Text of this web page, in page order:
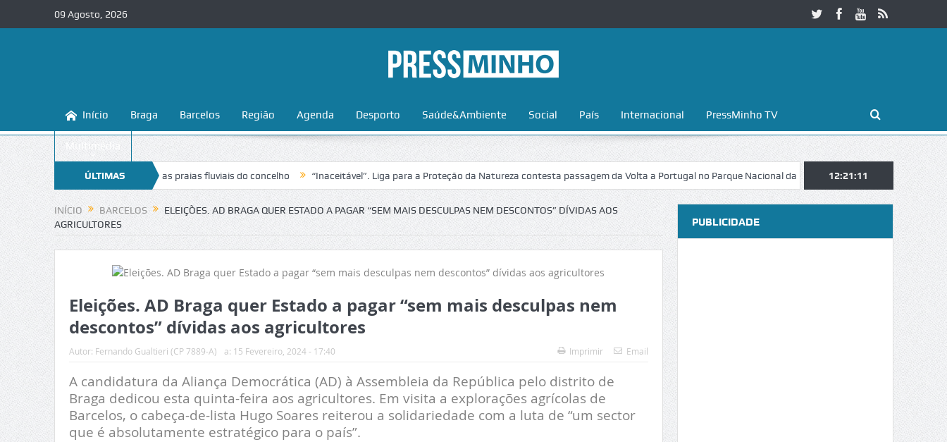
09 Agosto, 2026
Início Braga Barcelos Região Agenda Desporto Saúde&Ambiente Social País Internacional PressMinho TV
Multimédia
ÚLTIMAS
NOTÍCIAS
e proteger as praias fluviais do concelho “Inaceitável”. Liga para a Proteção da Natureza contesta passagem da Volta a Portugal no Parque Nacional da Peneda-Gerês Esposende. Galaicofolia
12:21:12
INÍCIO BARCELOS
ELEIÇÕES. AD BRAGA QUER ESTADO A PAGAR “SEM MAIS DESCULPAS NEM DESCONTOS” DÍVIDAS AOS
AGRICULTORES
Eleições. AD Braga quer Estado a pagar “sem mais desculpas nem
descontos” dívidas aos agricultores
Autor: Fernando Gualtieri (CP 7889-A) a: 15 Fevereiro, 2024 - 17:40 Imprimir Email
A candidatura da Aliança Democrática (AD) à Assembleia da República pelo distrito de
Braga dedicou esta quinta-feira aos agricultores. Em visita a explorações agrícolas de
Barcelos, o cabeça-de-lista Hugo Soares reiterou a solidariedade com a luta de “um sector
que é absolutamente estratégico para o país”.
PUBLICIDADE